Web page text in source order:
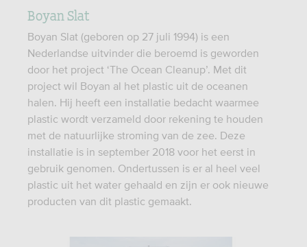
Boyan Slat
Boyan Slat (geboren op 27 juli 1994) is een
Nederlandse uitvinder die beroemd is geworden
door het project ‘The Ocean Cleanup’. Met dit
project wil Boyan al het plastic uit de oceanen
halen. Hij heeft een installatie bedacht waarmee
plastic wordt verzameld door rekening te houden
met de natuurlijke stroming van de zee. Deze
installatie is in september 2018 voor het eerst in
gebruik genomen. Ondertussen is er al heel veel
plastic uit het water gehaald en zijn er ook nieuwe
producten van dit plastic gemaakt.